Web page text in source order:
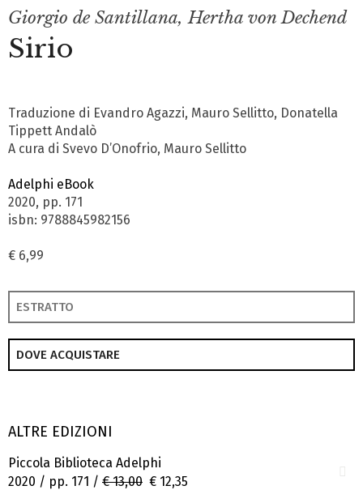
Giorgio de Santillana,Hertha von Dechend
Sirio
Traduzione di Evandro Agazzi, Mauro Sellitto, Donatella
Tippett Andalò
A cura di Svevo D’Onofrio, Mauro Sellitto
Adelphi eBook
2020, pp. 171
isbn: 9788845982156
€ 6,99
ESTRATTO
DOVE ACQUISTARE
ALTRE EDIZIONI
Piccola Biblioteca Adelphi
2020 / pp. 171 / € 13,00 € 12,35